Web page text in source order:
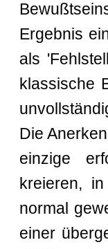
Ergebnis
als
klassische
Die
einzige
kreieren,
normal
einer